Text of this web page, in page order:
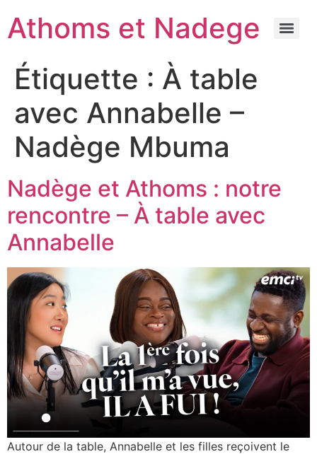
Athoms et Nadege
Étiquette : À table
avec Annabelle –
Nadège Mbuma
Nadège et Athoms : notre
rencontre – À table avec
Annabelle
Autour de la table, Annabelle et les filles reçoivent le